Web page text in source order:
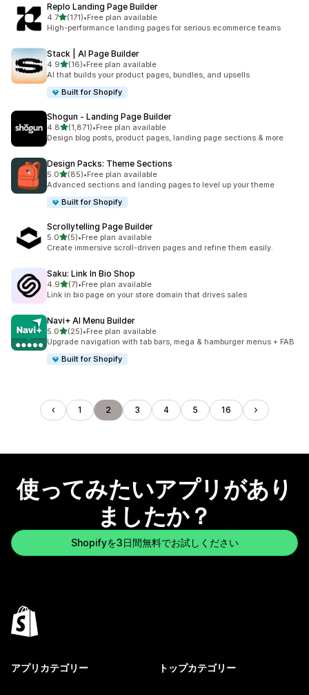
Replo Landing Page Builder
4.75つ星中
(171)
合計レビュー数：171件
•Free plan available
High-performance landing pages for serious ecommerce teams
Stack | AI Page Builder
4.95つ星中
(16)
合計レビュー数：16件
•Free plan available
AI that builds your product pages, bundles, and upsells
Built for Shopify
Shogun ‑ Landing Page Builder
4.85つ星中
(1,871)
合計レビュー数：1871件
•Free plan available
Design blog posts, product pages, landing page sections & more
Design Packs: Theme Sections
5.05つ星中
(85)
合計レビュー数：85件
•Free plan available
Advanced sections and landing pages to level up your theme
Built for Shopify
Scrollytelling Page Builder
5.05つ星中
(5)
合計レビュー数：5件
•Free plan available
Create immersive scroll-driven pages and refine them easily.
Saku: Link In Bio Shop
4.95つ星中
(7)
合計レビュー数：7件
•Free plan available
Link in bio page on your store domain that drives sales
Navi+ AI Menu Builder
5.05つ星中
(25)
合計レビュー数：25件
•Free plan available
Upgrade navigation with tab bars, mega & hamburger menus + FAB
Built for Shopify
1 2 3 4 5 16
使ってみたいアプリがあり
ましたか？
Shopifyを3日間無料でお試しください
アプリカテゴリー トップカテゴリー